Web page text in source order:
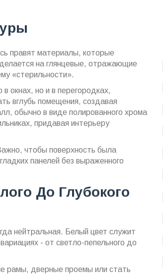
правят материалы, которые
на глянцевые, отражающие
«стерильности».
окнах, но и в перегородках,
вглубь помещения, создавая
, обычно в виде полированного хрома
придавая интерьеру
чтобы поверхность была
панелей без выраженного
До Глубокого
нейтральная. Белый цвет служит
- от светло-пепельного до
рамы, дверные проемы или стать